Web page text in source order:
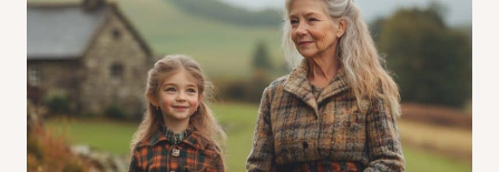
INCONTOURNABLE
POUR
UNE
MAISON
FÉÉRIQUE